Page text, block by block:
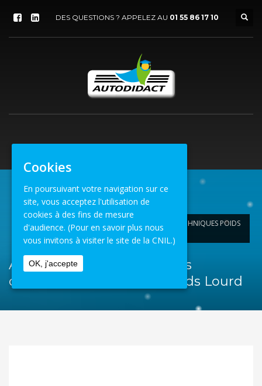
DES QUESTIONS ? APPELEZ AU 01 55 86 17 10
ACCUEIL ACTUALITÉS
FORMATION
AUTOVISION PL RECRUTE DES CONTRÔLEURS TECHNIQUES POIDS
LOURD
AUTOVISION PL recrute des
contrôleurs techniques Poids Lourd
Cookies
En poursuivant votre navigation sur ce
site, vous acceptez l'utilisation de
cookies à des fins de mesure
d'audience. (Pour en savoir plus nous
vous invitons à visiter le site de la CNIL.)
OK, j'accepte